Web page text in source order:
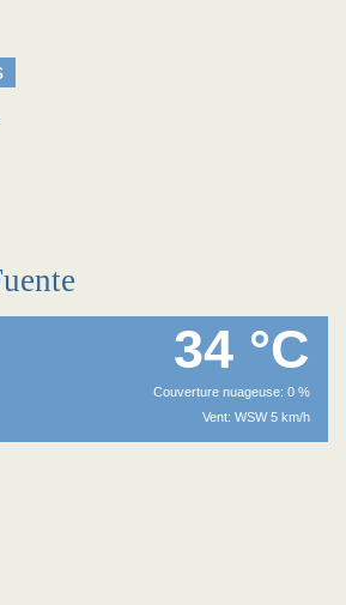
34 °C
Couverture nuageuse: 0 %
Vent: WSW 5 km/h